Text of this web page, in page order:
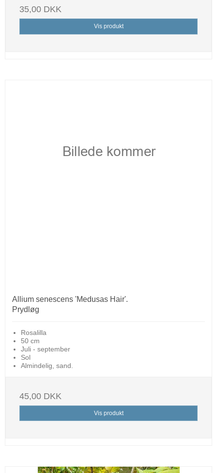
35,00 DKK
Vis produkt
Allium senescens 'Medusas Hair'.
Prydløg
Rosalilla
50 cm
Juli - september
Sol
Almindelig, sand.
45,00 DKK
Vis produkt